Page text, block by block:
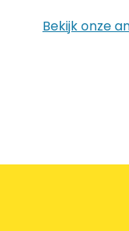
Bekijk onze